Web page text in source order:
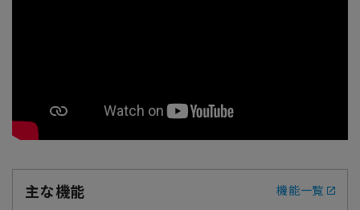
主な機能 機能一覧